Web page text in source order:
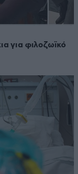
για φιλοζωϊκό